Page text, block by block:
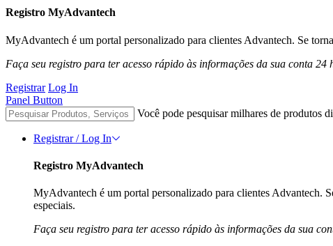
Registro MyAdvantech
MyAdvantech é um portal personalizado para clientes Advantech. Se
Faça seu registro para ter acesso rápido às informações da sua conta
Registrar Log In
Panel Button
Você pode pesquisar milhares de produtos
Registrar / Log In
Registro MyAdvantech
MyAdvantech é um portal personalizado para clientes Advantech.
especiais.
Faça seu registro para ter acesso rápido às informações da sua